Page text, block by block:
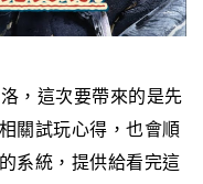
，這次要帶來的是先
關試玩心得，也會順
系統，提供給看完這